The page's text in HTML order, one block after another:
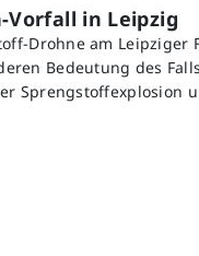
in Leipzig
Drohne am Leipziger
Bedeutung des
Sprengstoffexplosion